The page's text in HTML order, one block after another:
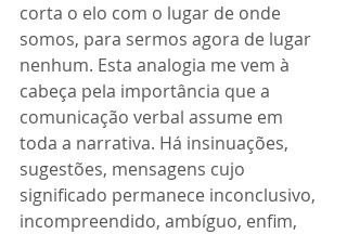
corta o elo com o lugar de onde
somos, para sermos agora de lugar
nenhum. Esta analogia me vem à
cabeça pela importância que a
comunicação verbal assume em
toda a narrativa. Há insinuações,
sugestões, mensagens cujo
significado permanece inconclusivo,
incompreendido, ambíguo, enfim,